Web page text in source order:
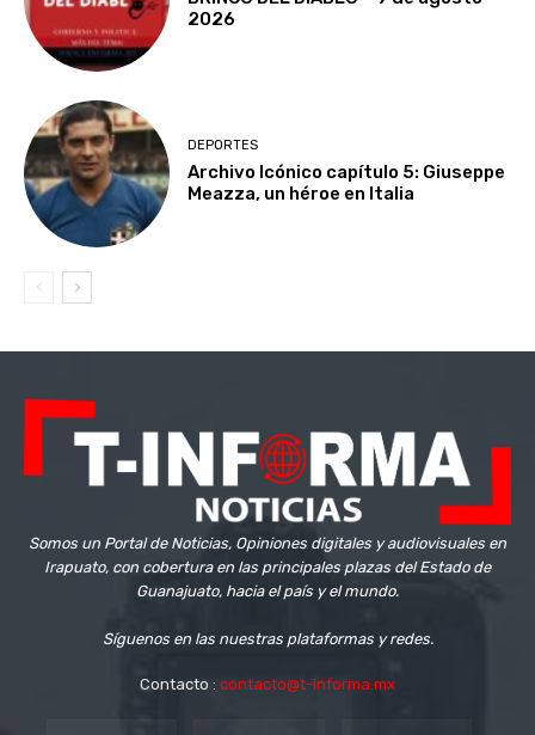
2026
DEPORTES
Archivo Icónico capítulo 5: Giuseppe
Meazza, un héroe en Italia
Somos un Portal de Noticias, Opiniones digitales y audiovisuales en
Irapuato, con cobertura en las principales plazas del Estado de
Guanajuato, hacia el país y el mundo.
Síguenos en las nuestras plataformas y redes.
Contacto : contacto@t-informa.mx